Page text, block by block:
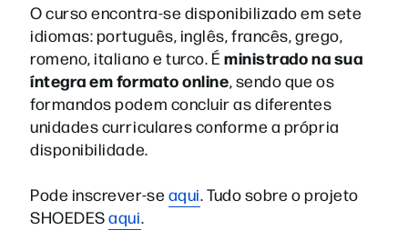
O curso encontra-se disponibilizado em sete
idiomas: português, inglês, francês, grego,
romeno, italiano e turco. Éministrado na sua
íntegra em formato online, sendo que os
formandos podem concluir as diferentes
unidades curriculares conforme a própria
disponibilidade.
Pode inscrever-se aqui. Tudo sobre o projeto
SHOEDESaqui.